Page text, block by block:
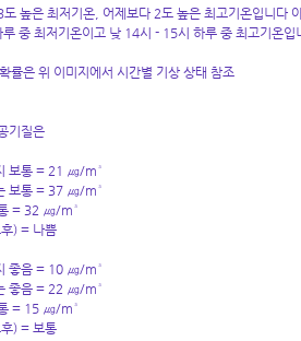
도 높은 최저기온, 어제보다 2도 높은 최고기온입니다
루 중 최저기온이고 낮 14시 - 15시 하루 중 최고기온입
률은 위 이미지에서 시간별 기상 상태 참조
기질은
보통 = 21 ㎍/m³
보통 = 37 ㎍/m³
= 32 ㎍/m³
) = 나쁨
좋음 = 10 ㎍/m³
좋음 = 22 ㎍/m³
= 15 ㎍/m³
) = 보통